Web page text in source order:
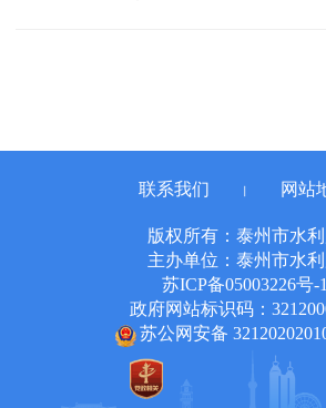
联系我们 网站
版权所有：泰州市水
主办单位：泰州市水
苏ICP备05003226号-1
政府网站标识码：
苏公网安备